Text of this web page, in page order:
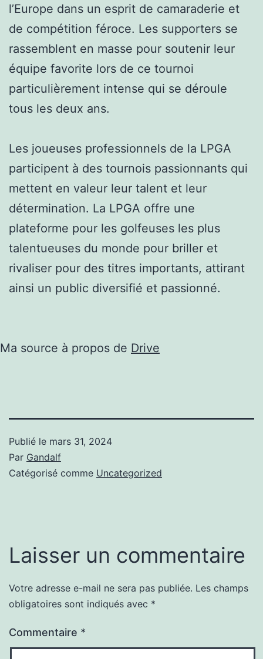
l’Europe dans un esprit de camaraderie et
de compétition féroce. Les supporters se
rassemblent en masse pour soutenir leur
équipe favorite lors de ce tournoi
particulièrement intense qui se déroule
tous les deux ans.
Les joueuses professionnels de la LPGA
participent à des tournois passionnants qui
mettent en valeur leur talent et leur
détermination. La LPGA offre une
plateforme pour les golfeuses les plus
talentueuses du monde pour briller et
rivaliser pour des titres importants, attirant
ainsi un public diversifié et passionné.
Ma source à propos de Drive
Publié le mars 31, 2024
Par Gandalf
Catégorisé comme Uncategorized
Laisser un commentaire
Votre adresse e-mail ne sera pas publiée. Les champs
obligatoires sont indiqués avec *
Commentaire *